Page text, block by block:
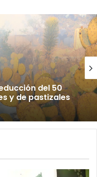
del 50
y de pastizales